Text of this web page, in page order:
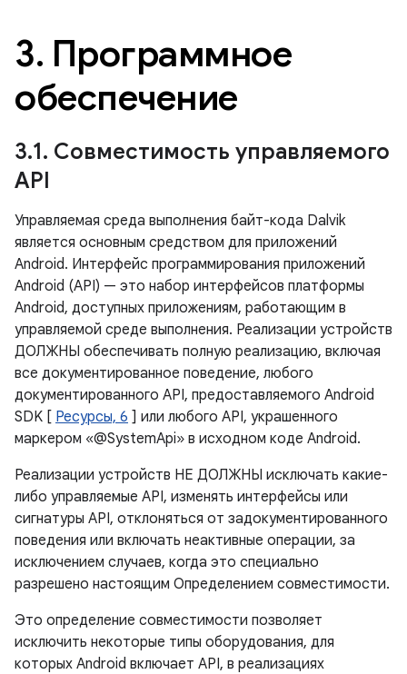
3. Программное
обеспечение
3.1. Совместимость управляемого
API
Управляемая среда выполнения байт-кода Dalvik
является основным средством для приложений
Android. Интерфейс программирования приложений
Android (API) — это набор интерфейсов платформы
Android, доступных приложениям, работающим в
управляемой среде выполнения. Реализации устройств
ДОЛЖНЫ обеспечивать полную реализацию, включая
все документированное поведение, любого
документированного API, предоставляемого Android
SDK [ Ресурсы, 6 ] или любого API, украшенного
маркером «@SystemApi» в исходном коде Android.
Реализации устройств НЕ ДОЛЖНЫ исключать какие-
либо управляемые API, изменять интерфейсы или
сигнатуры API, отклоняться от задокументированного
поведения или включать неактивные операции, за
исключением случаев, когда это специально
разрешено настоящим Определением совместимости.
Это определение совместимости позволяет
исключить некоторые типы оборудования, для
которых Android включает API, в реализациях